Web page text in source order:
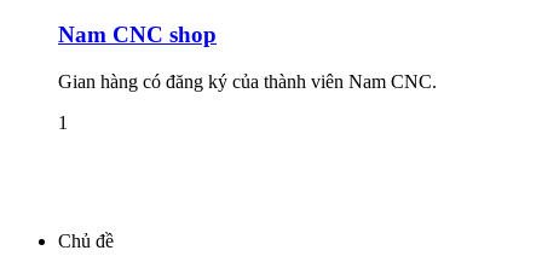
Nam CNC shop
Gian hàng có đăng ký của thành viên Nam CNC.
1
Chủ đề